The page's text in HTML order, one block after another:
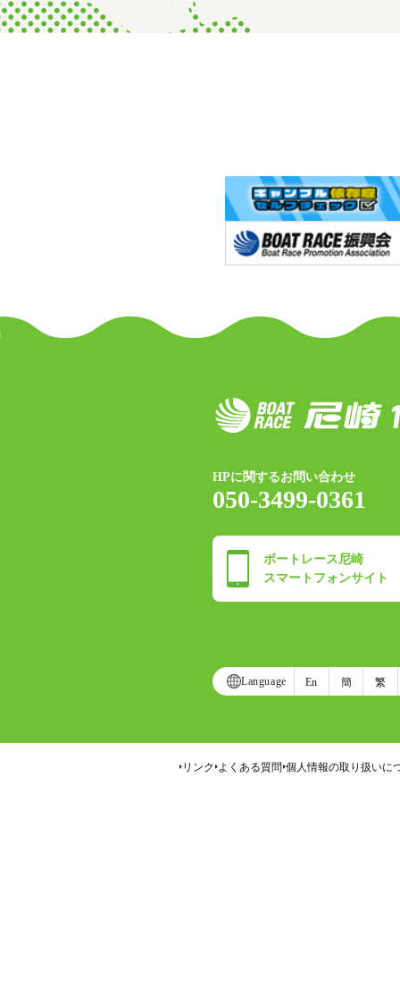
HPに関するお問い合わせ
050-3499-0361
ボートレース尼崎
スマートフォンサイト
Language En 簡 繁
リンク よくある質問 個人情報の取り扱いに